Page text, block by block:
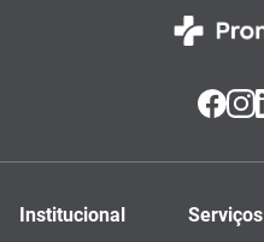
Institucional Serviços